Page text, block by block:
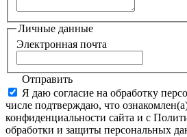
Личные данные
Электронная почта
Отправить
Я даю согласие на обработку
числе подтверждаю, что
конфиденциальности сайта и с
обработки и защиты персональных